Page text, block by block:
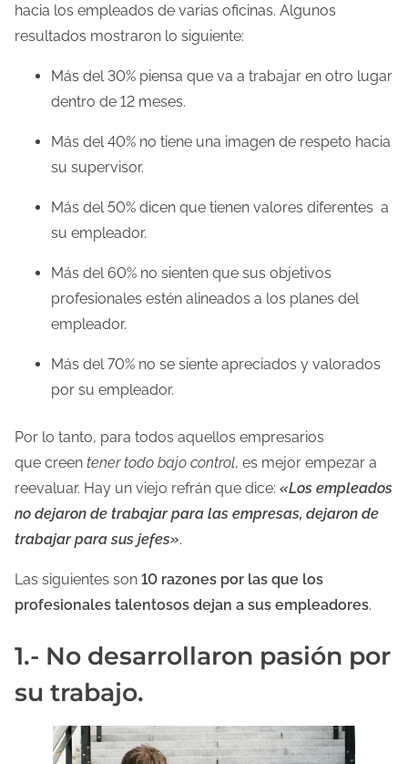
hacia los empleados de varias oficinas. Algunos
resultados mostraron lo siguiente:
Más del 30% piensa que va a trabajar en otro lugar
dentro de 12 meses.
Más del 40% no tiene una imagen de respeto hacia
su supervisor.
Más del 50% dicen que tienen valores diferentes a
su empleador.
Más del 60% no sienten que sus objetivos
profesionales estén alineados a los planes del
empleador.
Más del 70% no se siente apreciados y valorados
por su empleador.
Por lo tanto, para todos aquellos empresarios
que creen tener todo bajo control, es mejor empezar a
reevaluar. Hay un viejo refrán que dice: «Los empleados
no dejaron de trabajar para las empresas, dejaron de
trabajar para sus jefes».
Las siguientes son 10 razones por las que los
profesionales talentosos dejan a sus empleadores.
1.- No desarrollaron pasión por
su trabajo.